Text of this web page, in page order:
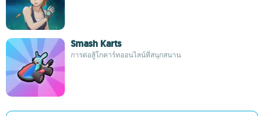
Smash Karts
การต่อสู้โกคาร์ทออนไลน์ที่สนุกสนาน